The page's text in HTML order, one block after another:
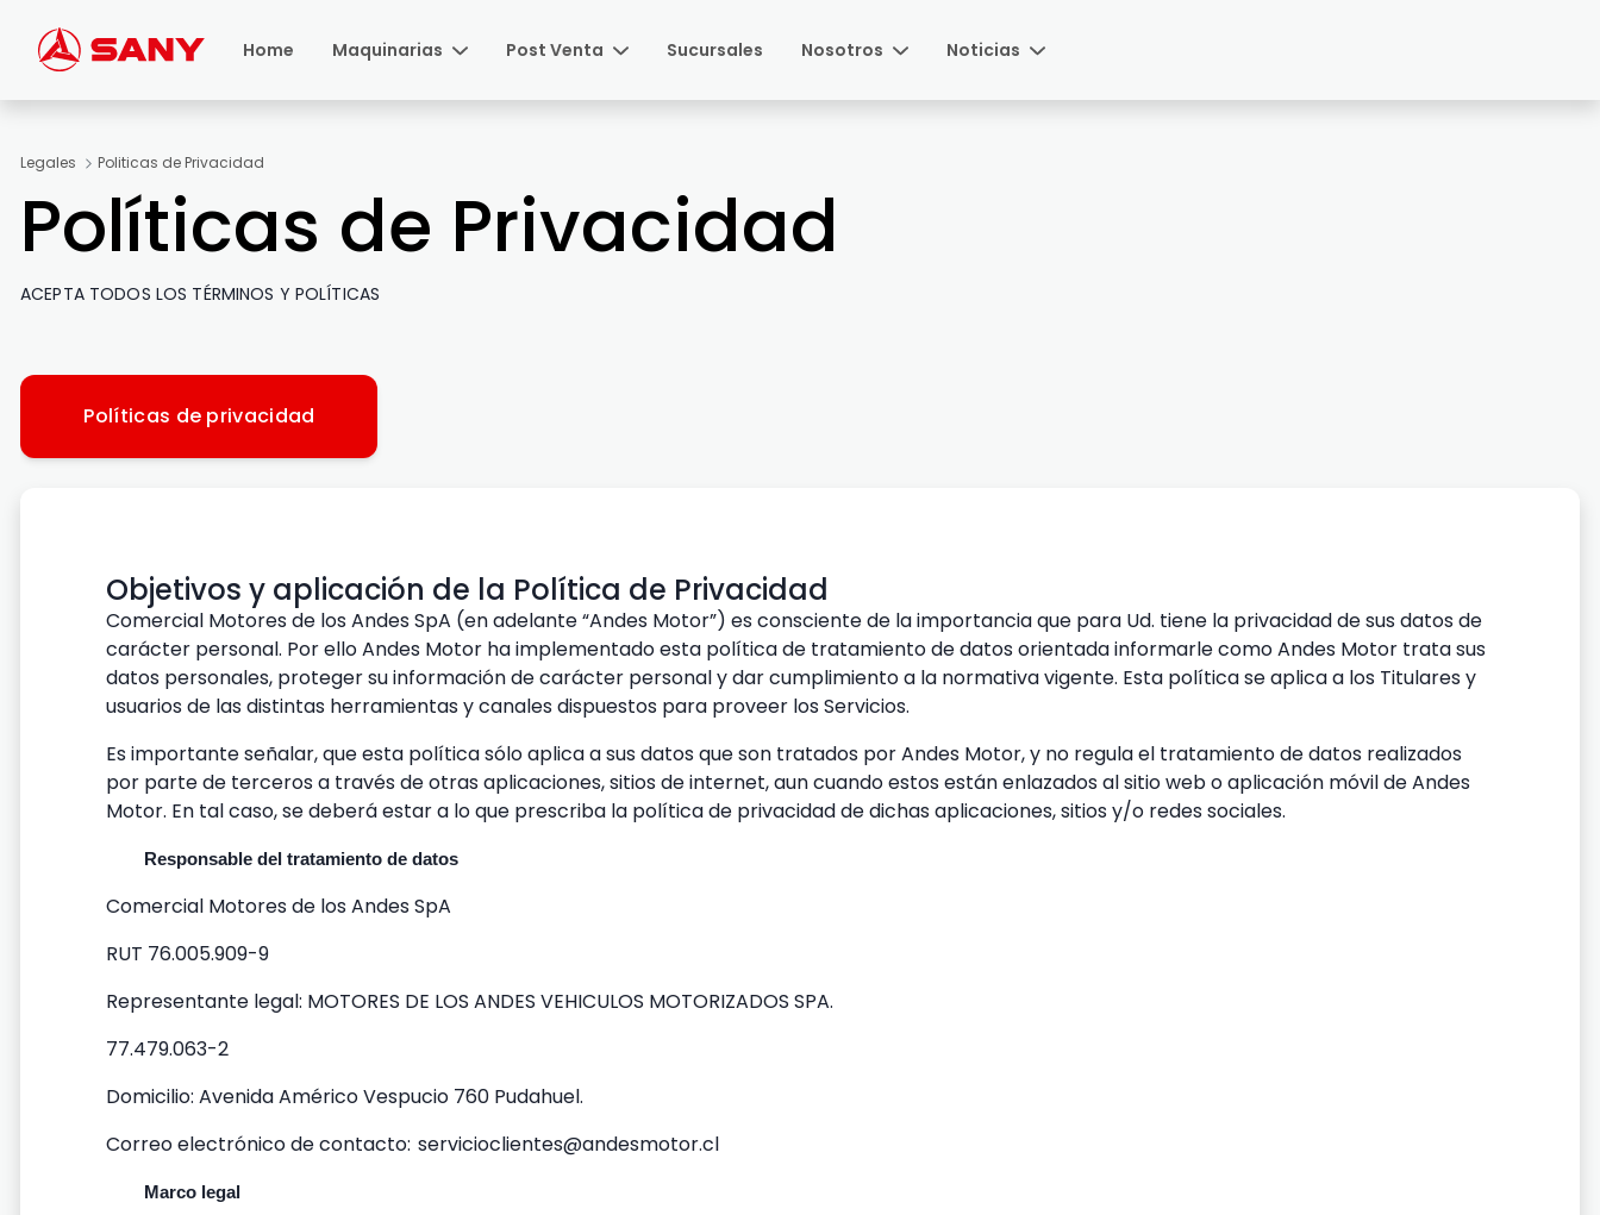
Saltar al contenido principal
Home
Maquinarias Post Venta Sucursales Nosotros Noticias
Legales Politicas de Privacidad
Políticas de Privacidad
ACEPTA TODOS LOS TÉRMINOS Y POLÍTICAS
Políticas de privacidad
Objetivos y aplicación de la Política de Privacidad
Comercial Motores de los Andes SpA (en adelante “Andes Motor”) es consciente de la importancia que para Ud. tiene la privacidad de sus datos de
carácter personal. Por ello Andes Motor ha implementado esta política de tratamiento de datos orientada informarle como Andes Motor trata sus
datos personales, proteger su información de carácter personal y dar cumplimiento a la normativa vigente. Esta política se aplica a los Titulares y
usuarios de las distintas herramientas y canales dispuestos para proveer los Servicios.
Es importante señalar, que esta política sólo aplica a sus datos que son tratados por Andes Motor, y no regula el tratamiento de datos realizados
por parte de terceros a través de otras aplicaciones, sitios de internet, aun cuando estos están enlazados al sitio web o aplicación móvil de Andes
Motor. En tal caso, se deberá estar a lo que prescriba la política de privacidad de dichas aplicaciones, sitios y/o redes sociales.
Responsable del tratamiento de datos
Comercial Motores de los Andes SpA
RUT 76.005.909-9
Representante legal: MOTORES DE LOS ANDES VEHICULOS MOTORIZADOS SPA.
77.479.063-2
Domicilio: Avenida Américo Vespucio 760 Pudahuel.
Correo electrónico de contacto: servicioclientes@andesmotor.cl
Marco legal